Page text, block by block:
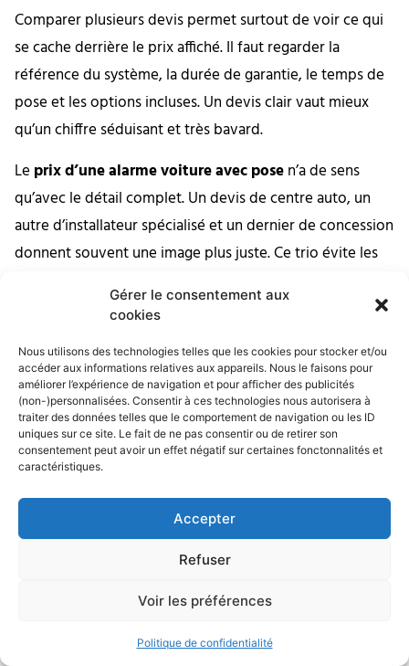
Gérer le consentement aux
cookies
Nous utilisons des technologies telles que les cookies pour stocker et/ou
accéder aux informations relatives aux appareils. Nous le faisons pour
améliorer l’expérience de navigation et pour afficher des publicités
(non-)personnalisées. Consentir à ces technologies nous autorisera à
traiter des données telles que le comportement de navigation ou les ID
uniques sur ce site. Le fait de ne pas consentir ou de retirer son
consentement peut avoir un effet négatif sur certaines fonctonnalités et
caractéristiques.
Accepter
Refuser
Voir les préférences
Politique de confidentialité
Comparer plusieurs devis permet surtout de voir ce qui
se cache derrière le prix affiché. Il faut regarder la
référence du système, la durée de garantie, le temps de
pose et les options incluses. Un devis clair vaut mieux
qu’un chiffre séduisant et très bavard.
Le prix d’une alarme voiture avec posen’a de sens
qu’avec le détail complet. Un devis de centre auto, un
autre d’installateur spécialisé et un dernier de concession
donnent souvent une image plus juste. Ce trio évite les
✦ validé ✦
atelier
N° ALR26
◆ BILAN FINAL ◆
Le bon prix
dépend surtout
du niveau de
protection et de
la qualité de
350 à 2 à 5